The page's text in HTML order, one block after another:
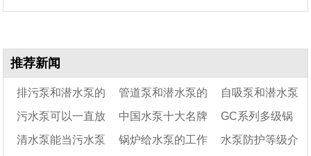
推荐新闻
排污泵和潜水泵的
区别
管道泵和潜水泵的
区别
自吸泵和潜水泵
哪个比较好
污水泵可以一直放
在化粪池吗
中国水泵十大名牌 GC系列多级锅
炉给水泵的结构及
清水泵能当污水泵 锅炉给水泵的工作 水泵防护等级介